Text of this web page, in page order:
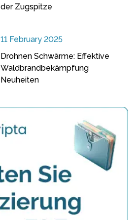
der Zugspitze
11 February 2025
Drohnen Schwärme: Effektive
Waldbrandbekämpfung
Neuheiten